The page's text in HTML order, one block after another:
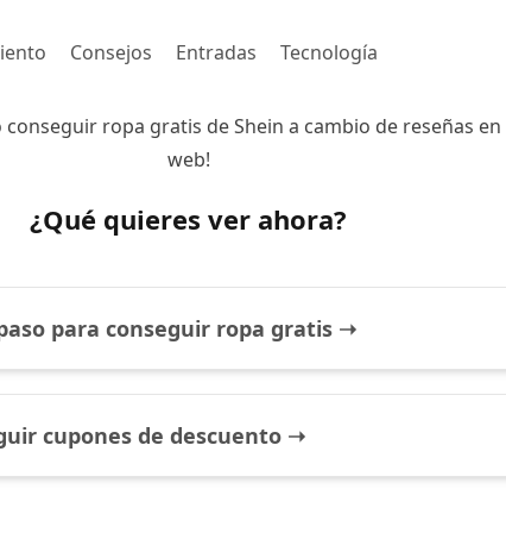
Consejos Entradas Tecnología
conseguir ropa gratis de Shein a cambio de reseñas en
web!
¿Qué quieres ver ahora?
para conseguir ropa gratis ➝
cupones de descuento ➝